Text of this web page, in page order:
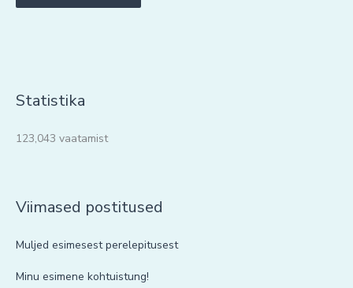
Statistika
123,043 vaatamist
Viimased postitused
Muljed esimesest perelepitusest
Minu esimene kohtuistung!